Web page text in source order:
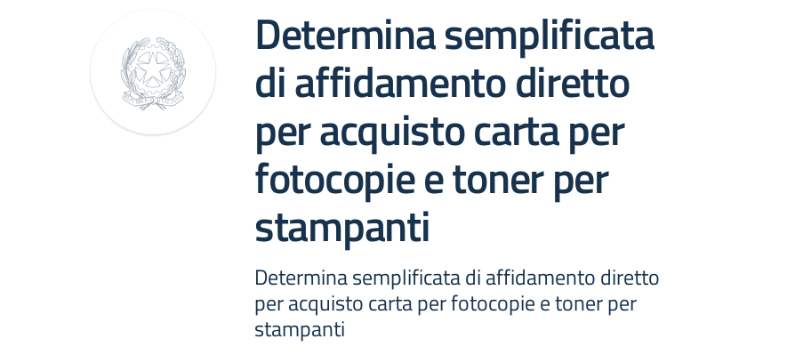
Determina semplificata
di affidamento diretto
per acquisto carta per
fotocopie e toner per
stampanti
Determina semplificata di affidamento diretto
per acquisto carta per fotocopie e toner per
stampanti